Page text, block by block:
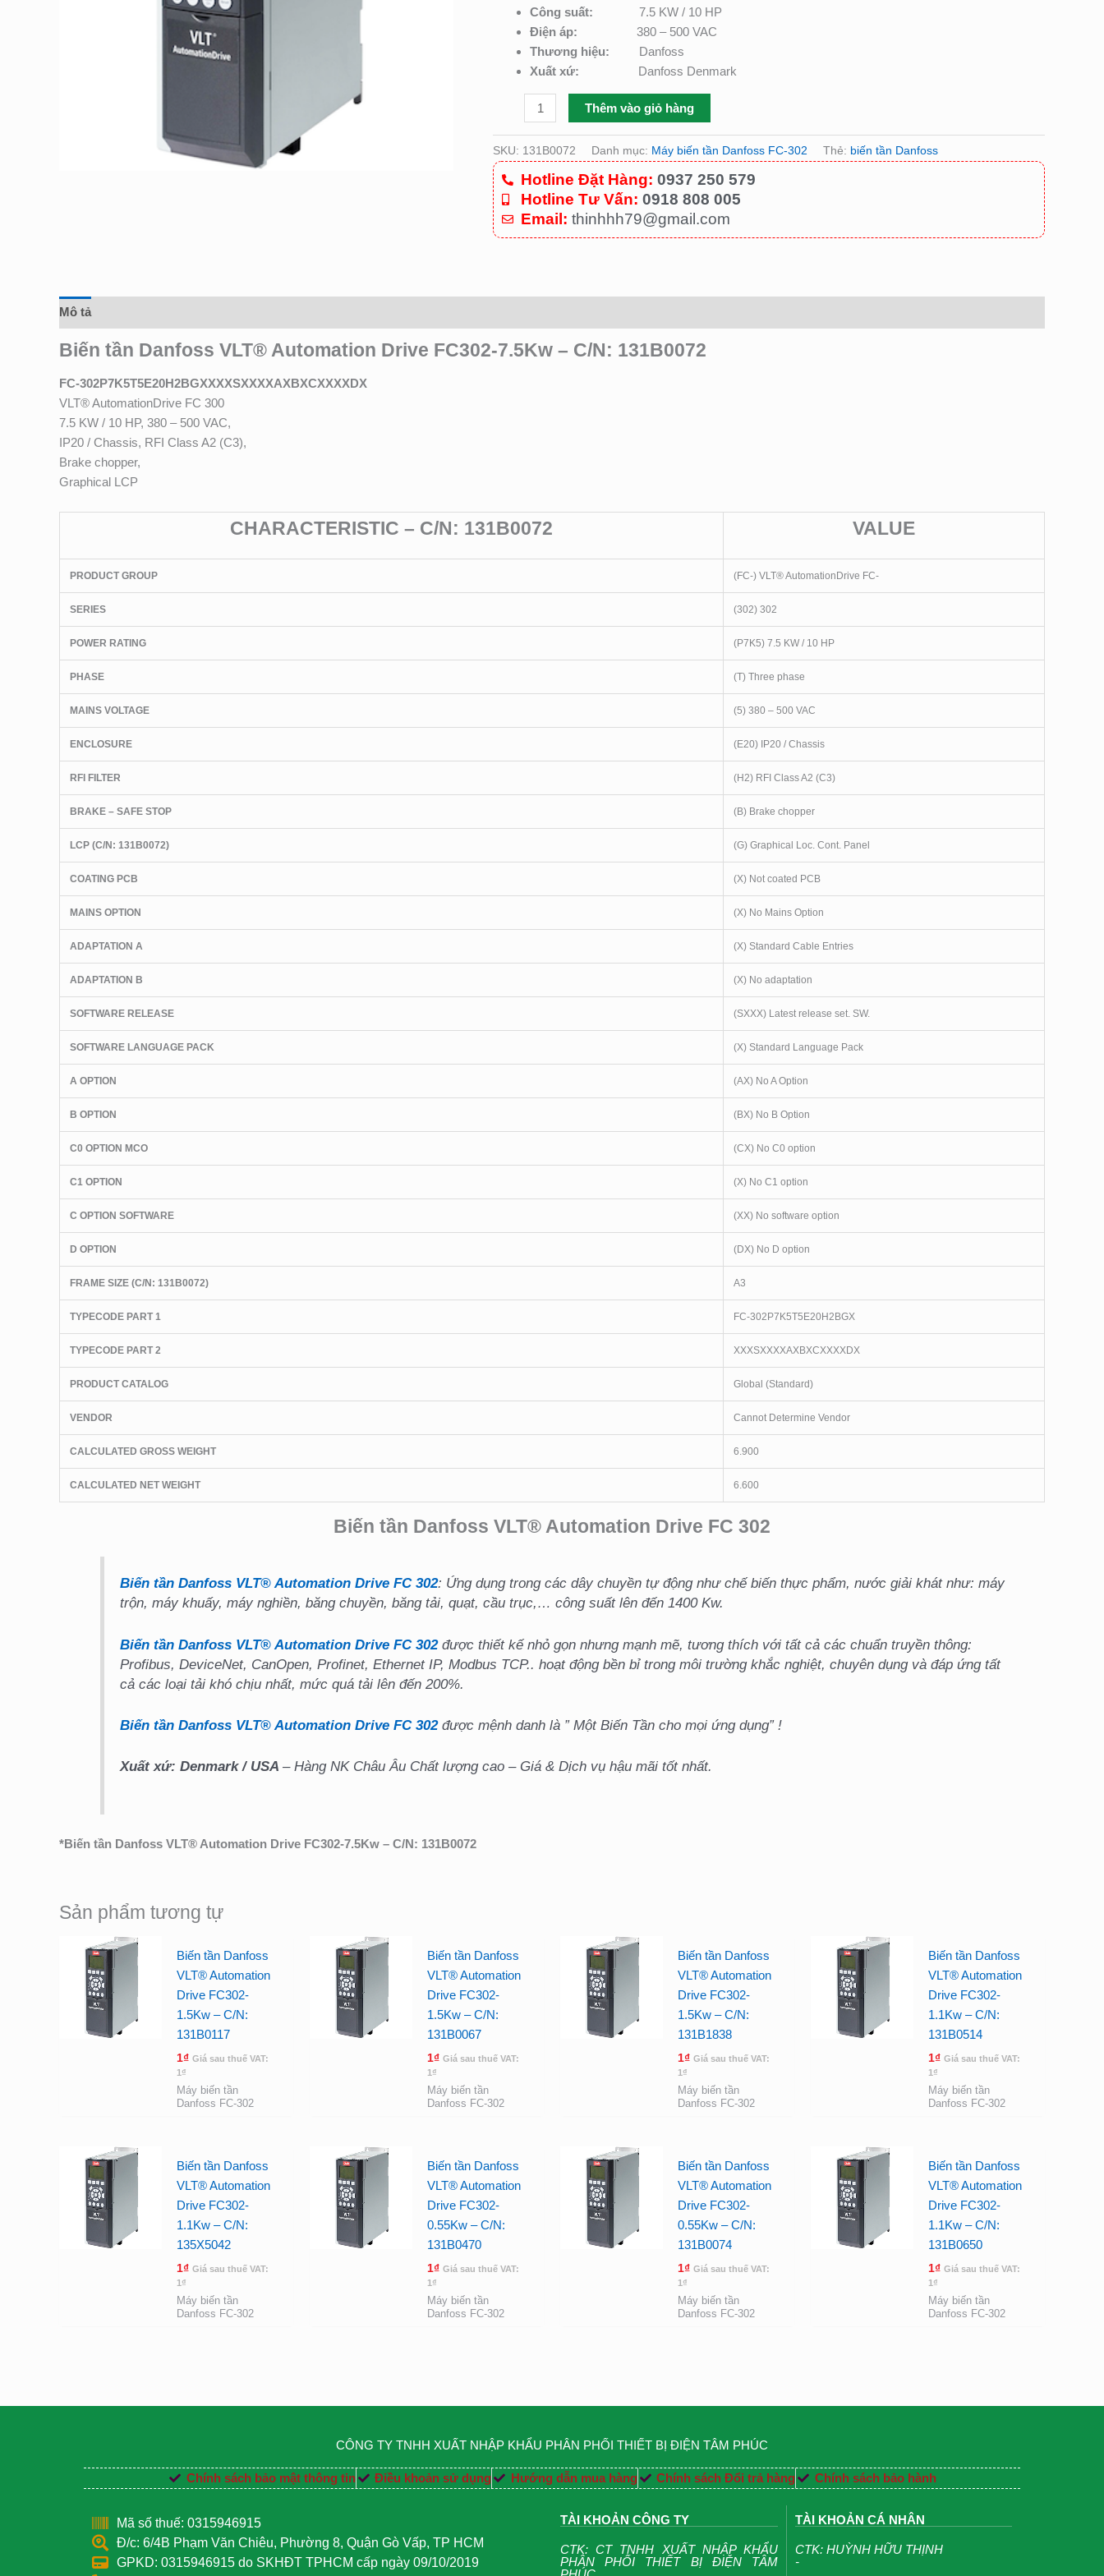
Công suất: 7.5 KW / 10 HP
Điện áp: 380 – 500 VAC
Thương hiệu: Danfoss
Xuất xứ: Danfoss Denmark
Thêm vào giỏ hàng
SKU: 131B0072 Danh mục: Máy biến tần Danfoss FC-302 Thẻ: biến tần Danfoss
Hotline Đặt Hàng: 0937 250 579
Hotline Tư Vấn: 0918 808 005
Email: thinhhh79@gmail.com
Mô tả
Biến tần Danfoss VLT® Automation Drive FC302-7.5Kw – C/N: 131B0072
FC-302P7K5T5E20H2BGXXXXSXXXXAXBXCXXXXDX
VLT® AutomationDrive FC 300
7.5 KW / 10 HP, 380 – 500 VAC,
IP20 / Chassis, RFI Class A2 (C3),
Brake chopper,
Graphical LCP
CHARACTERISTIC – C/N: 131B0072 VALUE
PRODUCT GROUP (FC-) VLT® AutomationDrive FC-
SERIES (302) 302
POWER RATING (P7K5) 7.5 KW / 10 HP
PHASE (T) Three phase
MAINS VOLTAGE (5) 380 – 500 VAC
ENCLOSURE (E20) IP20 / Chassis
RFI FILTER (H2) RFI Class A2 (C3)
BRAKE – SAFE STOP (B) Brake chopper
LCP (C/N: 131B0072) (G) Graphical Loc. Cont. Panel
COATING PCB (X) Not coated PCB
MAINS OPTION (X) No Mains Option
ADAPTATION A (X) Standard Cable Entries
ADAPTATION B (X) No adaptation
SOFTWARE RELEASE (SXXX) Latest release set. SW.
SOFTWARE LANGUAGE PACK (X) Standard Language Pack
A OPTION (AX) No A Option
B OPTION (BX) No B Option
C0 OPTION MCO (CX) No C0 option
C1 OPTION (X) No C1 option
C OPTION SOFTWARE (XX) No software option
D OPTION (DX) No D option
FRAME SIZE (C/N: 131B0072) A3
TYPECODE PART 1 FC-302P7K5T5E20H2BGX
TYPECODE PART 2 XXXSXXXXAXBXCXXXXDX
PRODUCT CATALOG Global (Standard)
VENDOR Cannot Determine Vendor
CALCULATED GROSS WEIGHT 6.900
CALCULATED NET WEIGHT 6.600
Biến tần Danfoss VLT® Automation Drive FC 302
Biến tần Danfoss VLT® Automation Drive FC 302: Ứng dụng trong các dây chuyền tự động như chế biến thực phẩm, nước giải khát như: máy
trộn, máy khuấy, máy nghiền, băng chuyền, băng tải, quạt, cầu trục,… công suất lên đến 1400 Kw.
Biến tần Danfoss VLT® Automation Drive FC 302được thiết kế nhỏ gọn nhưng mạnh mẽ, tương thích với tất cả các chuẩn truyền thông:
Profibus, DeviceNet, CanOpen, Profinet, Ethernet IP, Modbus TCP.. hoạt động bền bỉ trong môi trường khắc nghiệt, chuyên dụng và đáp ứng tất
cả các loại tải khó chịu nhất, mức quá tải lên đến 200%.
Biến tần Danfoss VLT® Automation Drive FC 302được mệnh danh là ” Một Biến Tần cho mọi ứng dụng” !
Xuất xứ: Denmark / USA– Hàng NK Châu Âu Chất lượng cao – Giá & Dịch vụ hậu mãi tốt nhất.
*Biến tần Danfoss VLT® Automation Drive FC302-7.5Kw – C/N: 131B0072
Sản phẩm tương tự
Biến tần Danfoss
VLT® Automation
Drive FC302-
1.5Kw – C/N:
131B0117
1₫ Giá sau thuế VAT:
1 ₫
Máy biến tần
Danfoss FC-302
Biến tần Danfoss
VLT® Automation
Drive FC302-
1.5Kw – C/N:
131B0067
1₫ Giá sau thuế VAT:
1 ₫
Máy biến tần
Danfoss FC-302
Biến tần Danfoss
VLT® Automation
Drive FC302-
1.5Kw – C/N:
131B1838
1₫ Giá sau thuế VAT:
1 ₫
Máy biến tần
Danfoss FC-302
Biến tần Danfoss
VLT® Automation
Drive FC302-
1.1Kw – C/N:
131B0514
1₫ Giá sau thuế VAT:
1 ₫
Máy biến tần
Danfoss FC-302
Biến tần Danfoss
VLT® Automation
Drive FC302-
1.1Kw – C/N:
135X5042
1₫ Giá sau thuế VAT:
1 ₫
Máy biến tần
Danfoss FC-302
Biến tần Danfoss
VLT® Automation
Drive FC302-
0.55Kw – C/N:
131B0470
1₫ Giá sau thuế VAT:
1 ₫
Máy biến tần
Danfoss FC-302
Biến tần Danfoss
VLT® Automation
Drive FC302-
0.55Kw – C/N:
131B0074
1₫ Giá sau thuế VAT:
1 ₫
Máy biến tần
Danfoss FC-302
Biến tần Danfoss
VLT® Automation
Drive FC302-
1.1Kw – C/N:
131B0650
1₫ Giá sau thuế VAT:
1 ₫
Máy biến tần
Danfoss FC-302
CÔNG TY TNHH XUẤT NHẬP KHẨU PHÂN PHỐI THIẾT BỊ ĐIỆN TÂM PHÚC
Chính sách bảo mật thông tin Điều khoản sử dụng Hướng dẫn mua hàng Chính sách Đổi trả hàng Chính sách bảo hành
Mã số thuế: 0315946915
Đ/c: 6/4B Phạm Văn Chiêu, Phường 8, Quận Gò Vấp, TP HCM
GPKD: 0315946915 do SKHĐT TPHCM cấp ngày 09/10/2019
TÀI KHOẢN CÔNG TY
CTK: CT TNHH XUẤT NHẬP KHẨU
PHÂN PHỐI THIẾT BỊ ĐIỆN TÂM
TÀI KHOẢN CÁ NHÂN
CTK: HUỲNH HỮU THỊNH
-